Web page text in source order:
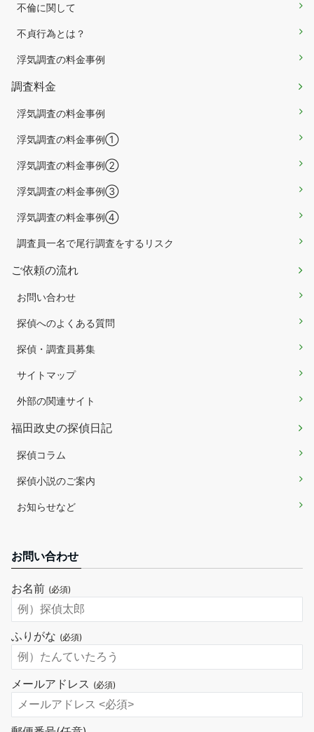
不倫に関して
不貞行為とは？
浮気調査の料金事例
調査料金
浮気調査の料金事例
浮気調査の料金事例①
浮気調査の料金事例②
浮気調査の料金事例③
浮気調査の料金事例④
調査員一名で尾行調査をするリスク
ご依頼の流れ
お問い合わせ
探偵へのよくある質問
探偵・調査員募集
サイトマップ
外部の関連サイト
福田政史の探偵日記
探偵コラム
探偵小説のご案内
お知らせなど
お問い合わせ
お名前 (必須)
ふりがな (必須)
メールアドレス (必須)